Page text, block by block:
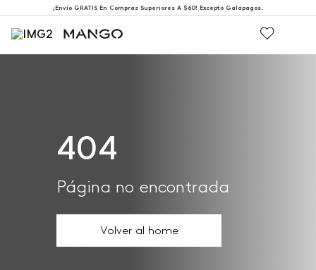
¡Envío GRATIS En Compras Superiores A $60! Excepto Galápagos.
404
Página no encontrada
Volver al home